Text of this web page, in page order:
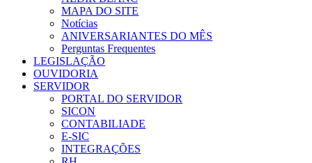
MAPA DO SITE
Notícias
ANIVERSARIANTES DO MÊS
Perguntas Frequentes
LEGISLAÇÃO
OUVIDORIA
SERVIDOR
PORTAL DO SERVIDOR
SICON
CONTABILIADE
E-SIC
INTEGRAÇÕES